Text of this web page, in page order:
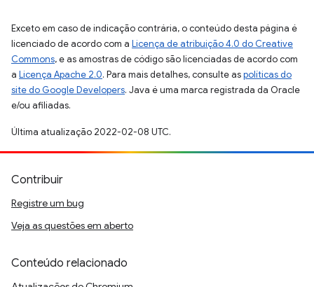
Exceto em caso de indicação contrária, o conteúdo desta página é
licenciado de acordo com a Licença de atribuição 4.0 do Creative
Commons, e as amostras de código são licenciadas de acordo com
a Licença Apache 2.0. Para mais detalhes, consulte aspolíticas do
site do Google Developers. Java é uma marca registrada da Oracle
e/ou afiliadas.
Última atualização 2022-02-08 UTC.
Contribuir
Registre um bug
Veja as questões em aberto
Conteúdo relacionado